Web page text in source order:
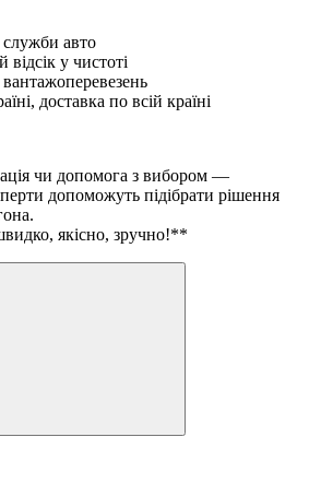
авто
у чистоті
доставка по всій країні
чи допомога з вибором —
допоможуть підібрати рішення
якісно, зручно!**